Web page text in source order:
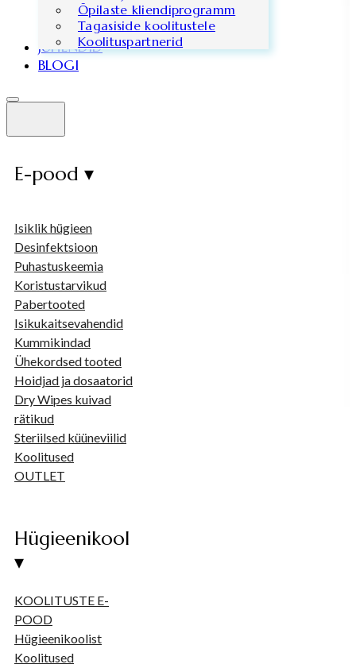
Õpilaste kliendiprogramm
Tagasiside koolitustele
Koolituspartnerid
JUHENDID
BLOGI
E-pood ▾
Isiklik hügieen
Desinfektsioon
Puhastuskeemia
Koristustarvikud
Pabertooted
Isikukaitsevahendid
Kummikindad
Ühekordsed tooted
Hoidjad ja dosaatorid
Dry Wipes kuivad
rätikud
Steriilsed küüneviilid
Koolitused
OUTLET
Hügieenikool
▾
KOOLITUSTE E-
POOD
Hügieenikoolist
Koolitused